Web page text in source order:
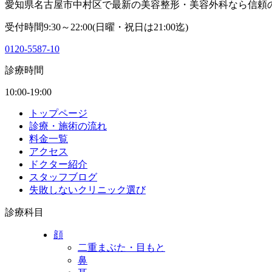
愛知県名古屋市中村区で最新の美容整形・美容外科なら信頼
受付時間9:30～22:00(日曜・祝日は21:00迄)
0120-5587-10
診療時間
10:00-19:00
トップページ
診療・施術の流れ
料金一覧
アクセス
ドクター紹介
スタッフブログ
失敗しないクリニック選び
診療科目
顔
二重まぶた・目もと
鼻